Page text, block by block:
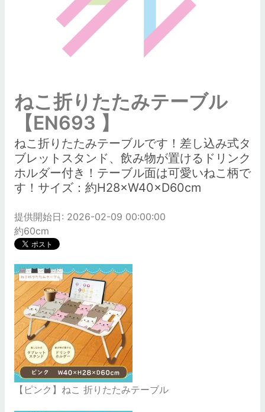
ねこ折りたたみテーブル
【EN693 】
ねこ折りたたみテーブルです！差し込み式タ
ブレットスタンド、飲み物が置けるドリンク
ホルダー付き！テーブル面は可愛いねこ柄で
す！サイズ：約H28×W40×D60cm
提供開始日: 2026-02-09 00:00:00
約60cm
【ピンク】ねこ 折りたたみテーブル